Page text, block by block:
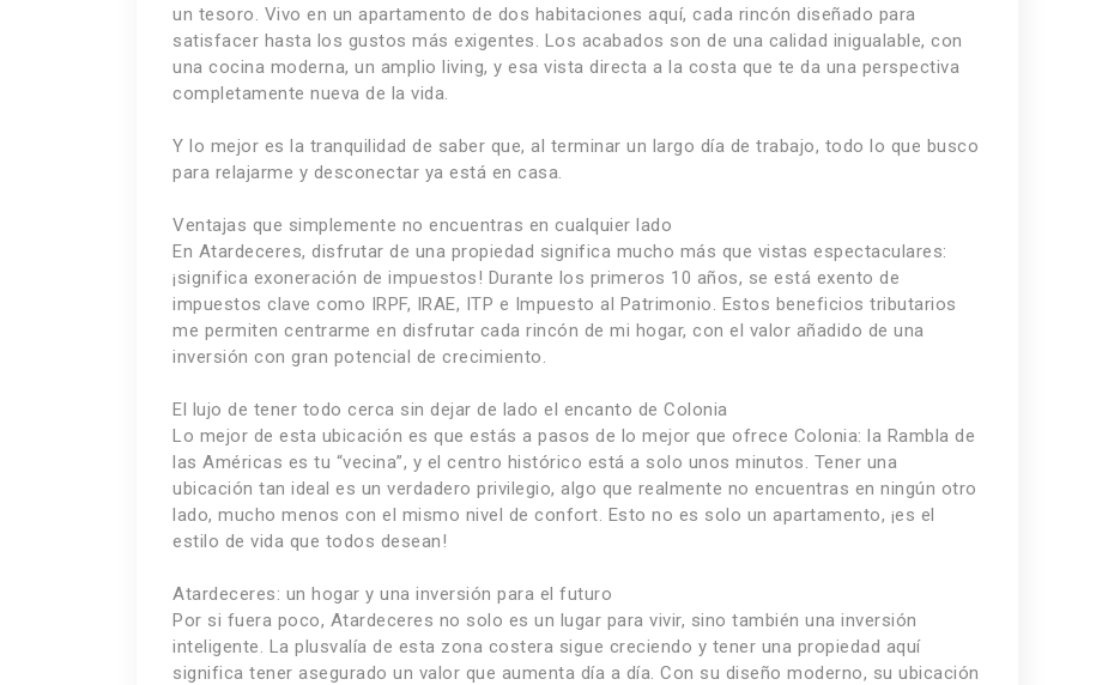
un tesoro. Vivo en un apartamento de dos habitaciones aquí, cada rincón diseñado para
satisfacer hasta los gustos más exigentes. Los acabados son de una calidad inigualable, con
una cocina moderna, un amplio living, y esa vista directa a la costa que te da una perspectiva
completamente nueva de la vida.
Y lo mejor es la tranquilidad de saber que, al terminar un largo día de trabajo, todo lo que busco
para relajarme y desconectar ya está en casa.
Ventajas que simplemente no encuentras en cualquier lado
En Atardeceres, disfrutar de una propiedad significa mucho más que vistas espectaculares:
¡significa exoneración de impuestos! Durante los primeros 10 años, se está exento de
impuestos clave como IRPF, IRAE, ITP e Impuesto al Patrimonio. Estos beneficios tributarios
me permiten centrarme en disfrutar cada rincón de mi hogar, con el valor añadido de una
inversión con gran potencial de crecimiento.
El lujo de tener todo cerca sin dejar de lado el encanto de Colonia
Lo mejor de esta ubicación es que estás a pasos de lo mejor que ofrece Colonia: la Rambla de
las Américas es tu “vecina”, y el centro histórico está a solo unos minutos. Tener una
ubicación tan ideal es un verdadero privilegio, algo que realmente no encuentras en ningún otro
lado, mucho menos con el mismo nivel de confort. Esto no es solo un apartamento, ¡es el
estilo de vida que todos desean!
Atardeceres: un hogar y una inversión para el futuro
Por si fuera poco, Atardeceres no solo es un lugar para vivir, sino también una inversión
inteligente. La plusvalía de esta zona costera sigue creciendo y tener una propiedad aquí
significa tener asegurado un valor que aumenta día a día. Con su diseño moderno, su ubicación